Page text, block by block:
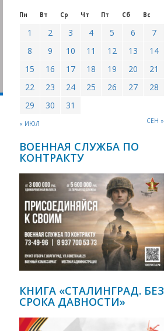
Пн Вт Ср Чт Пт Сб Вс
« ИЮЛ СЕН »
1 2 3 4 5 6
7
8
9 10 11 12 13
14
15
16 17 18 19 20
21
22
23 24 25 26 27
28
29
30 31
ВОЕННАЯ СЛУЖБА ПО
КОНТРАКТУ
КНИГА «СТАЛИНГРАД. БЕЗ
СРОКА ДАВНОСТИ»